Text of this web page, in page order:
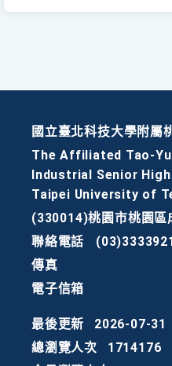
國立臺北科技大學附屬
The Affiliated Tao-
Industrial Senior
Taipei University of
(330014)桃園市桃園區
聯絡電話
傳真
電子信箱
最後更新
2026-07-31
總瀏覽人次
1714176